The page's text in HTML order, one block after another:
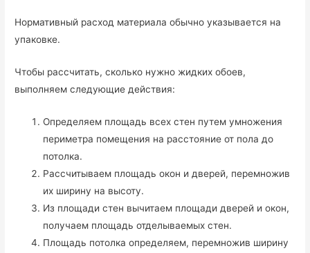
Нормативный расход материала обычно указывается на
упаковке.
Чтобы рассчитать, сколько нужно жидких обоев,
выполняем следующие действия:
Определяем площадь всех стен путем умножения
периметра помещения на расстояние от пола до
потолка.
Рассчитываем площадь окон и дверей, перемножив
их ширину на высоту.
Из площади стен вычитаем площади дверей и окон,
получаем площадь отделываемых стен.
Площадь потолка определяем, перемножив ширину